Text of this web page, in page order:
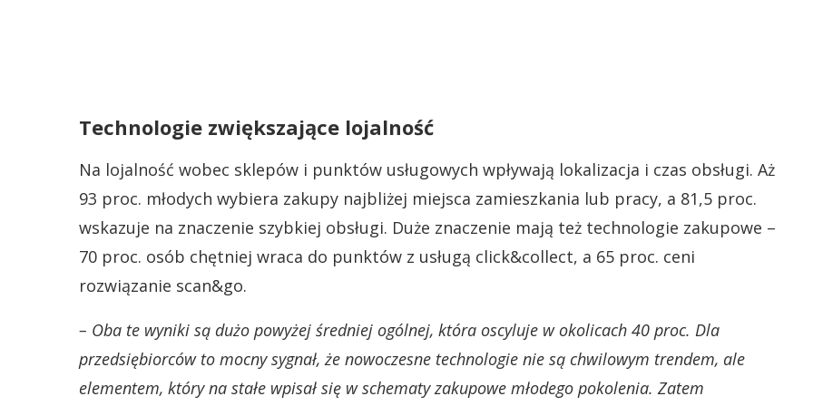
Technologie zwiększające lojalność
Na lojalność wobec sklepów i punktów usługowych wpływają lokalizacja i czas obsługi. Aż
93 proc. młodych wybiera zakupy najbliżej miejsca zamieszkania lub pracy, a 81,5 proc.
wskazuje na znaczenie szybkiej obsługi. Duże znaczenie mają też technologie zakupowe –
70 proc. osób chętniej wraca do punktów z usługą click&collect, a 65 proc. ceni
rozwiązanie scan&go.
– Oba te wyniki są dużo powyżej średniej ogólnej, która oscyluje w okolicach 40 proc. Dla
przedsiębiorców to mocny sygnał, że nowoczesne technologie nie są chwilowym trendem, ale
elementem, który na stałe wpisał się w schematy zakupowe młodego pokolenia. Zatem